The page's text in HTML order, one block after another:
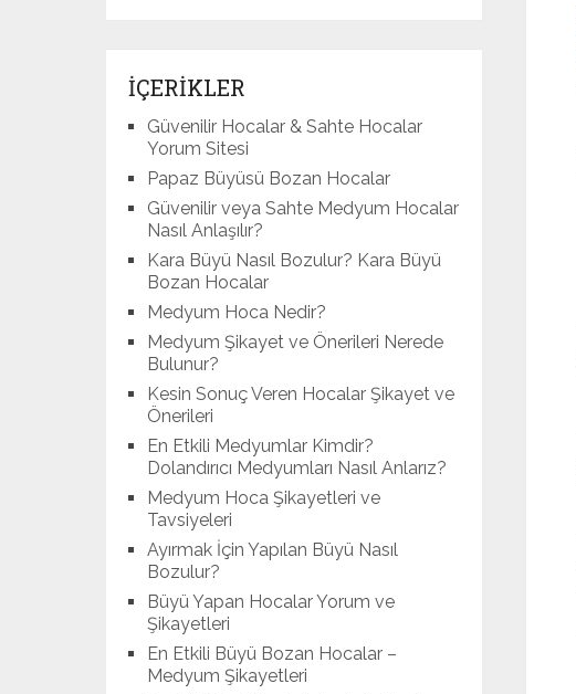
İÇERİKLER
Güvenilir Hocalar & Sahte Hocalar
Yorum Sitesi
Papaz Büyüsü Bozan Hocalar
Güvenilir veya Sahte Medyum Hocalar
Nasıl Anlaşılır?
Kara Büyü Nasıl Bozulur? Kara Büyü
Bozan Hocalar
Medyum Hoca Nedir?
Medyum Şikayet ve Önerileri Nerede
Bulunur?
Kesin Sonuç Veren Hocalar Şikayet ve
Önerileri
En Etkili Medyumlar Kimdir?
Dolandırıcı Medyumları Nasıl Anlarız?
Medyum Hoca Şikayetleri ve
Tavsiyeleri
Ayırmak İçin Yapılan Büyü Nasıl
Bozulur?
Büyü Yapan Hocalar Yorum ve
Şikayetleri
En Etkili Büyü Bozan Hocalar –
Medyum Şikayetleri